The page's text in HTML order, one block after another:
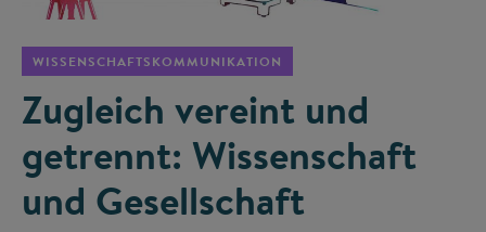
WISSENSCHAFTSKOMMUNIKATION
Zugleich vereint und
getrennt: Wissenschaft
und Gesellschaft